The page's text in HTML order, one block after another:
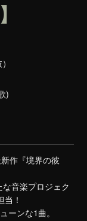
)
作『境界の彼
音楽プロジェク
！
ーンな1曲。